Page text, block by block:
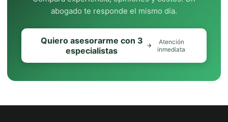
abogado te responde el mismo día.
Quiero asesorarme con 3
especialistas
Atención
inmediata